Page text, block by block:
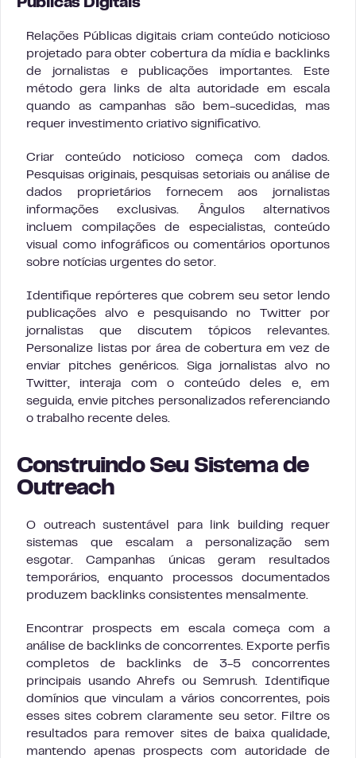
Públicas Digitais
Relações Públicas digitais criam conteúdo noticioso
projetado para obter cobertura da mídia e backlinks
de jornalistas e publicações importantes. Este
método gera links de alta autoridade em escala
quando as campanhas são bem-sucedidas, mas
requer investimento criativo significativo.
Criar conteúdo noticioso começa com dados.
Pesquisas originais, pesquisas setoriais ou análise de
dados proprietários fornecem aos jornalistas
informações exclusivas. Ângulos alternativos
incluem compilações de especialistas, conteúdo
visual como infográficos ou comentários oportunos
sobre notícias urgentes do setor.
Identifique repórteres que cobrem seu setor lendo
publicações alvo e pesquisando no Twitter por
jornalistas que discutem tópicos relevantes.
Personalize listas por área de cobertura em vez de
enviar pitches genéricos. Siga jornalistas alvo no
Twitter, interaja com o conteúdo deles e, em
seguida, envie pitches personalizados referenciando
o trabalho recente deles.
Construindo Seu Sistema de
Outreach
O outreach sustentável para link building requer
sistemas que escalam a personalização sem
esgotar. Campanhas únicas geram resultados
temporários, enquanto processos documentados
produzem backlinks consistentes mensalmente.
Encontrar prospects em escala começa com a
análise de backlinks de concorrentes. Exporte perfis
completos de backlinks de 3-5 concorrentes
principais usando Ahrefs ou Semrush. Identifique
domínios que vinculam a vários concorrentes, pois
esses sites cobrem claramente seu setor. Filtre os
resultados para remover sites de baixa qualidade,
mantendo apenas prospects com autoridade de